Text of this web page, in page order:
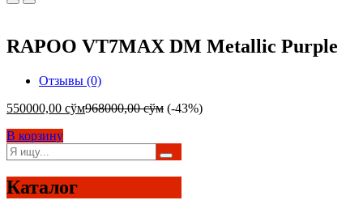
RAPOO VT7MAX DM Metallic Purple
Отзывы (0)
550000,00 сўм968000,00сўм (-43%)
В корзину
Каталог